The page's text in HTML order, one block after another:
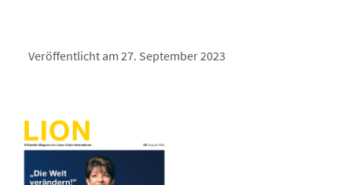
Veröffentlicht am 27. September 2023